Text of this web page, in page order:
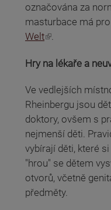
označována za
masturbace má
Welt
(odkaz je externí)
.
Hry na lékaře a
Ve vedlejších
Rheinbergu jsou
doktory, ovšem s
nejmenší děti.
vybírají děti, které
"hrou" se dětem
otvorů, včetně
předměty.